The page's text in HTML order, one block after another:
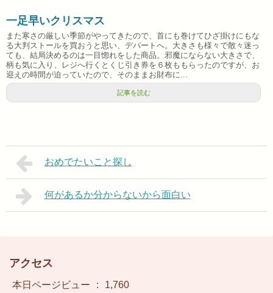
一足早いクリスマス
また寒さの厳しい季節がやってきたので、首にも巻けてひざ掛けにもな
る大判ストールを買おうと思い、デパートへ。大きさも様々で散々迷っ
ても、結局決めるのは一目惚れをした商品。邪魔にならない大きさで、
柄も気に入り、レジへ行くとくじ引き券を６枚ももらったのですが、お
迎えの時間が迫っていたので、そのままお財布に...
記事を読む
おめでたいこと探し
何があるか分からないから面白い
アクセス
本日ページビュー :
1,760